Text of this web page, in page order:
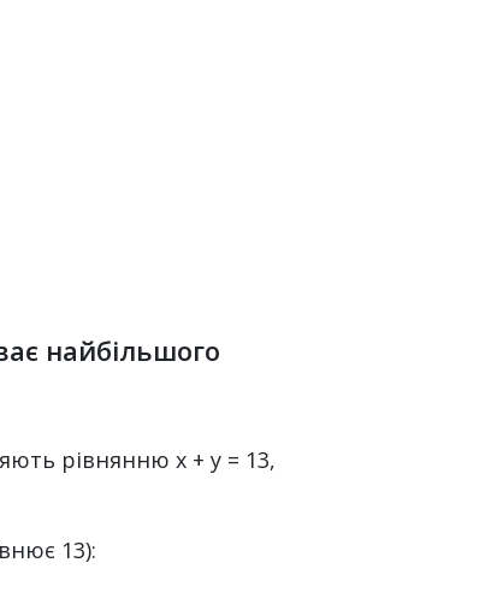
найбільшого
рівнянню x + y = 13,
13):